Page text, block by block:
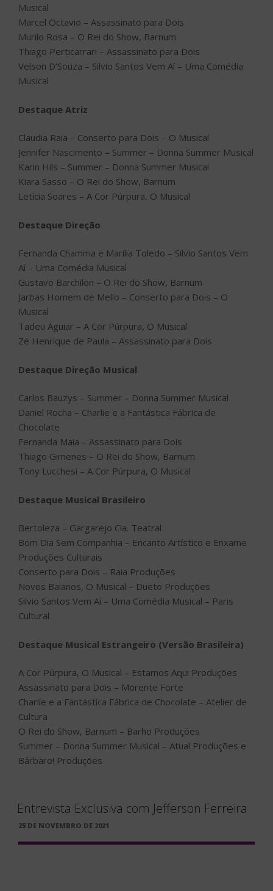
Musical
Marcel Octavio – Assassinato para Dois
Murilo Rosa – O Rei do Show, Barnum
Thiago Perticarrari – Assassinato para Dois
Velson D’Souza – Silvio Santos Vem Aí – Uma Comédia
Musical
Destaque Atriz
Claudia Raia – Conserto para Dois – O Musical
Jennifer Nascimento – Summer – Donna Summer Musical
Karin Hils – Summer – Donna Summer Musical
Kiara Sasso – O Rei do Show, Barnum
Letícia Soares – A Cor Púrpura, O Musical
Destaque Direção
Fernanda Chamma e Marilia Toledo – Silvio Santos Vem
Aí – Uma Comédia Musical
Gustavo Barchilon – O Rei do Show, Barnum
Jarbas Homem de Mello – Conserto para Dois – O
Musical
Tadeu Aguiar – A Cor Púrpura, O Musical
Zé Henrique de Paula – Assassinato para Dois
Destaque Direção Musical
Carlos Bauzys – Summer – Donna Summer Musical
Daniel Rocha – Charlie e a Fantástica Fábrica de
Chocolate
Fernanda Maia – Assassinato para Dois
Thiago Gimenes – O Rei do Show, Barnum
Tony Lucchesi – A Cor Púrpura, O Musical
Destaque Musical Brasileiro
Bertoleza – Gargarejo Cia. Teatral
Bom Dia Sem Companhia – Encanto Artístico e Enxame
Produções Culturais
Conserto para Dois – Raia Produções
Novos Baianos, O Musical – Dueto Produções
Silvio Santos Vem Aí – Uma Comédia Musical – Paris
Cultural
Destaque Musical Estrangeiro (Versão Brasileira)
A Cor Púrpura, O Musical – Estamos Aqui Produções
Assassinato para Dois – Morente Forte
Charlie e a Fantástica Fábrica de Chocolate – Atelier de
Cultura
O Rei do Show, Barnum – Barho Produções
Summer – Donna Summer Musical – Atual Produções e
Bárbaro! Produções
Entrevista Exclusiva com Jefferson Ferreira
PUBLICADO
25 DE NOVEMBRO DE 2021